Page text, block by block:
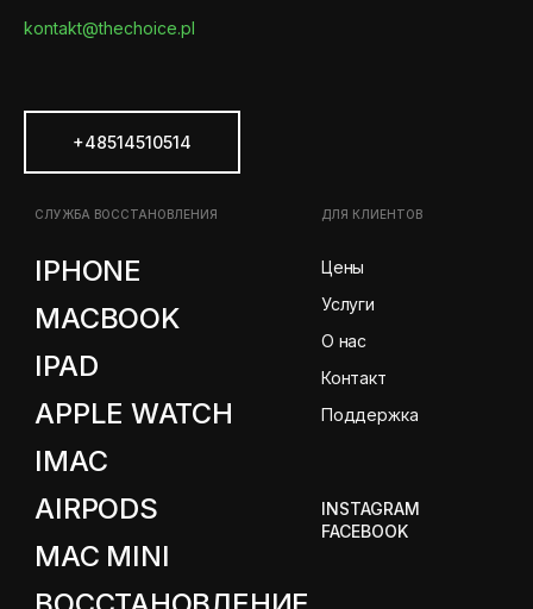
kontakt@thechoice.pl
+48514510514
СЛУЖБА ВОССТАНОВЛЕНИЯ
IPHONE
MACBOOK
IPAD
APPLE WATCH
IMAC
AIRPODS
MAC MINI
ДЛЯ КЛИЕНТОВ
Цены
Услуги
О нас
Контакт
Поддержка
INSTAGRAM
FACEBOOK